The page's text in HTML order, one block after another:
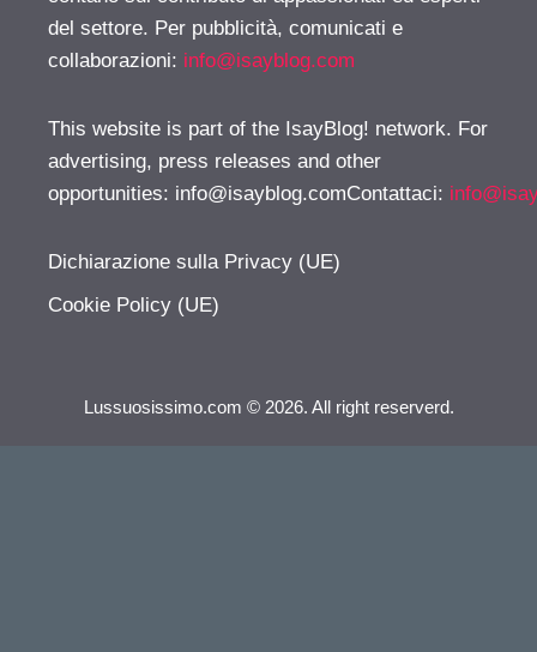
del settore. Per pubblicità, comunicati e
collaborazioni: info@isayblog.com
This website is part of the IsayBlog! network. For
advertising, press releases and other
opportunities: info@isayblog.comContattaci:
Dichiarazione sulla Privacy (UE)
Cookie Policy (UE)
Lussuosissimo.com © 2026. All right reserverd.